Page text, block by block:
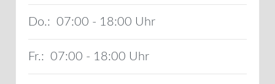
Do.: 07:00 - 18:00
Fr.: 07:00 - 18:00